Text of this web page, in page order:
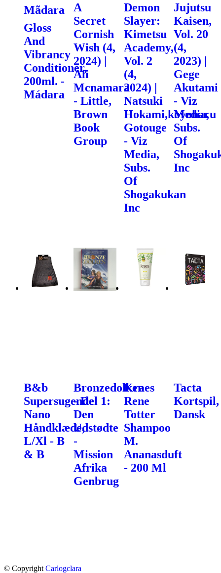
Mãdara
Gloss
And
Vibrancy
Conditioner,
200ml. -
Mádara
A
Secret
Cornish
Wish (4,
2024) |
Ali
Mcnamara
- Little,
Brown
Book
Group
Demon
Slayer:
Kimetsu
Academy,
Vol. 2
(4,
2024) |
Natsuki
Hokami,koyoharu
Gotouge
- Viz
Media,
Subs.
Of
Shogakukan
Inc
Jujutsu
Kaisen,
Vol. 20
(4,
2023) |
Gege
Akutami
- Viz
Media,
Subs.
Of
Inc
B&b
Supersugende
Nano
Håndklæde,
L/Xl - B
& B
Bronzedolken
- Del 1:
Den
Udstødte
-
Mission
Afrika
Genbrug
Kraes
Rene
Totter
Shampoo
M.
Ananasduft
- 200 Ml
Tacta
Kortspil,
Dansk
© Copyright Carlogclara